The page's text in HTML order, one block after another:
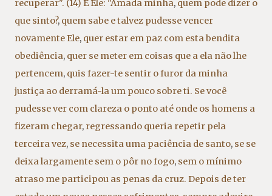
recuperar". (14) E Ele: "Amada minha, quem pode dizer o
que sinto?, quem sabe e talvez pudesse vencer
novamente Ele, quer estar em paz com esta bendita
obediência, quer se meter em coisas que a ela não lhe
pertencem, quis fazer-te sentir o furor da minha
justiça ao derramá-la um pouco sobre ti. Se você
pudesse ver com clareza o ponto até onde os homens a
fizeram chegar, regressando queria repetir pela
terceira vez, se necessita uma paciência de santo, se se
deixa largamente sem o pôr no fogo, sem o mínimo
atraso me participou as penas da cruz. Depois de ter